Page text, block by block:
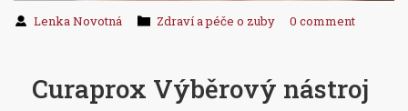
Lenka Novotná Zdraví a péče o zuby 0 comment
Curaprox Výběrový nástroj